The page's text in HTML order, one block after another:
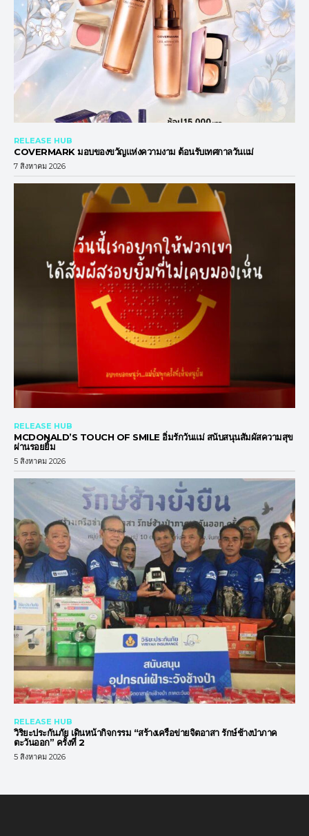
RELEASE HUB
COVERMARK มอบของขวัญแห่งความงาม ต้อนรับเทศกาลวันแม่
7 สิงหาคม 2026
RELEASE HUB
MCDONALD’S TOUCH OF SMILE อิ่มรักวันแม่ สนับสนุนสัมผัสความสุข
ผ่านรอยยิ้ม
5 สิงหาคม 2026
RELEASE HUB
วิริยะประกันภัย เดินหน้ากิจกรรม “สร้างเครือข่ายจิตอาสา รักษ์ช้างป่าภาค
ตะวันออก” ครั้งที่ 2
5 สิงหาคม 2026